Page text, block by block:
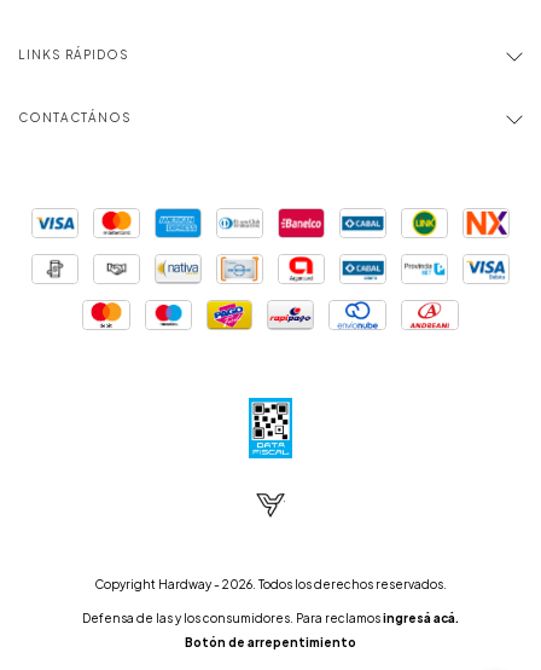
LINKS RÁPIDOS
CONTACTÁNOS
Copyright Hardway - 2026. Todos los derechos reservados.
Defensa de las y los consumidores. Para reclamosingresá acá.
Botón de arrepentimiento